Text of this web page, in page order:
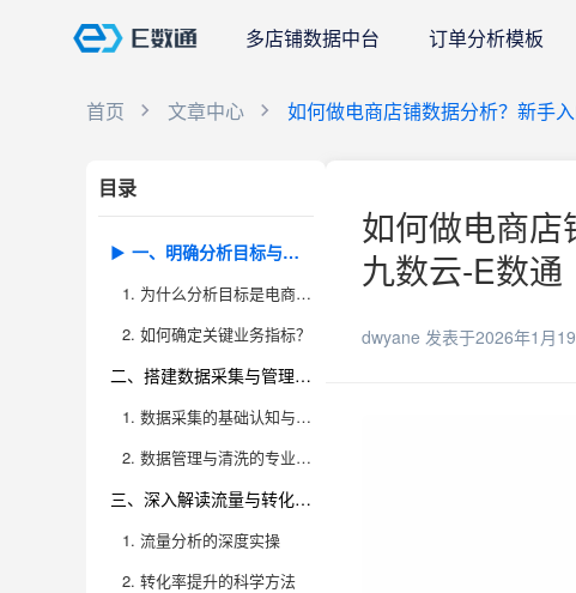
多店铺数据中台 订单分析模板
首页 文章中心 如何做电商店铺数据分析？新手
目录
一、明确分析目标与关键指标
1. 为什么分析目标是电商店铺数据分析的起点？
2. 如何确定关键业务指标？
二、搭建数据采集与管理体系
1. 数据采集的基础认知与挑战
2. 数据管理与清洗的专业实践
三、深入解读流量与转化数据
1. 流量分析的深度实操
2. 转化率提升的科学方法
如何做电商店
九数云-E数通
dwyane 发表于2026年1月